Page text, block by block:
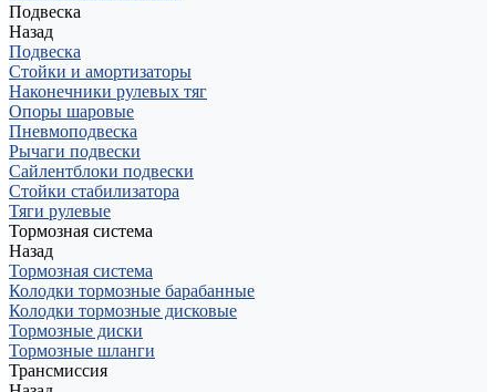
Подвеска
Назад
Подвеска
Стойки и амортизаторы
Наконечники рулевых тяг
Опоры шаровые
Пневмоподвеска
Рычаги подвески
Сайлентблоки подвески
Стойки стабилизатора
Тяги рулевые
Тормозная система
Назад
Тормозная система
Колодки тормозные барабанные
Колодки тормозные дисковые
Тормозные диски
Тормозные шланги
Трансмиссия